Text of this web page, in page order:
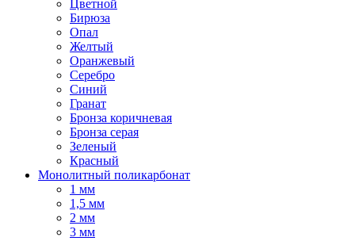
Цветной
Бирюза
Опал
Желтый
Оранжевый
Серебро
Синий
Гранат
Бронза коричневая
Бронза серая
Зеленый
Красный
Монолитный поликарбонат
1 мм
1,5 мм
2 мм
3 мм